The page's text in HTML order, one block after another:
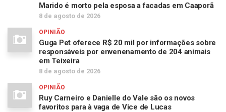
Marido é morto pela esposa a facadas em Caaporã
8 de agosto de 2026
OPINIÃO
Guga Pet oferece R$ 20 mil por informações sobre
responsáveis por envenenamento de 204 animais
em Teixeira
8 de agosto de 2026
OPINIÃO
Ruy Carneiro e Danielle do Vale são os novos
favoritos para à vaga de Vice de Lucas